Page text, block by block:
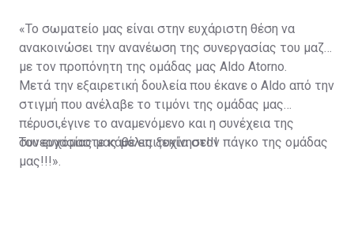
«Το σωματείο μας είναι στην ευχάριστη θέση να
ανακοινώσει την ανανέωση της συνεργασίας του μαζί
με τον προπόνητη της ομάδας μας Aldo Atorno.
Μετά την εξαιρετική δουλεία που έκανε ο Aldo από την
στιγμή που ανέλαβε το τιμόνι της ομάδας μας
πέρυσι,έγινε το αναμενόμενο και η συνέχεια της
συνεργασίας μας μόλις ξεκίνησε!!!
Του ευχόμαστε κάθε επιτυχία στον πάγκο της ομάδας
μας!!!».